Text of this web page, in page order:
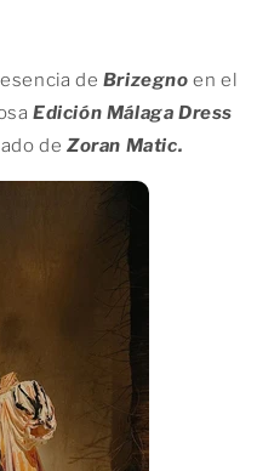
de Brizegno en el
Edición Málaga Dress
de Zoran Matic.